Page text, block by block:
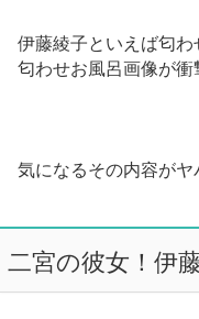
伊藤綾子といえば匂
匂わせお風呂画像が衝
気になるその内容がヤ
二宮の彼女！伊